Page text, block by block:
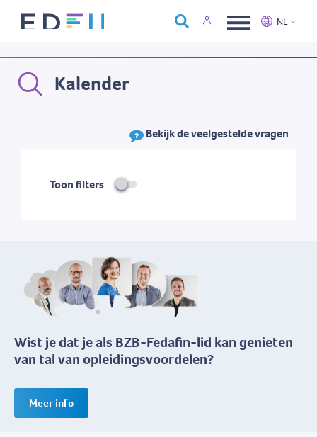
Over Edfin
NL
Bekijk de veelgestelde vragen
Kalender
Toon filters
Wist je dat je als BZB-Fedafin-lid kan genieten
van tal van opleidingsvoordelen?
Meer info